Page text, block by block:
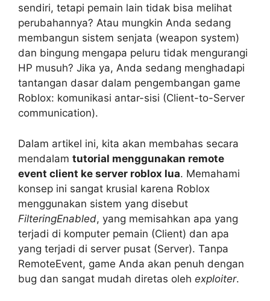
sendiri, tetapi pemain lain tidak bisa melihat
perubahannya? Atau mungkin Anda sedang
membangun sistem senjata (weapon system)
dan bingung mengapa peluru tidak mengurangi
HP musuh? Jika ya, Anda sedang menghadapi
tantangan dasar dalam pengembangan game
Roblox: komunikasi antar-sisi (Client-to-Server
communication).
Dalam artikel ini, kita akan membahas secara
mendalam tutorial menggunakan remote
event client ke server roblox lua. Memahami
konsep ini sangat krusial karena Roblox
menggunakan sistem yang disebut
FilteringEnabled, yang memisahkan apa yang
terjadi di komputer pemain (Client) dan apa
yang terjadi di server pusat (Server). Tanpa
RemoteEvent, game Anda akan penuh dengan
bug dan sangat mudah diretas oleh exploiter.